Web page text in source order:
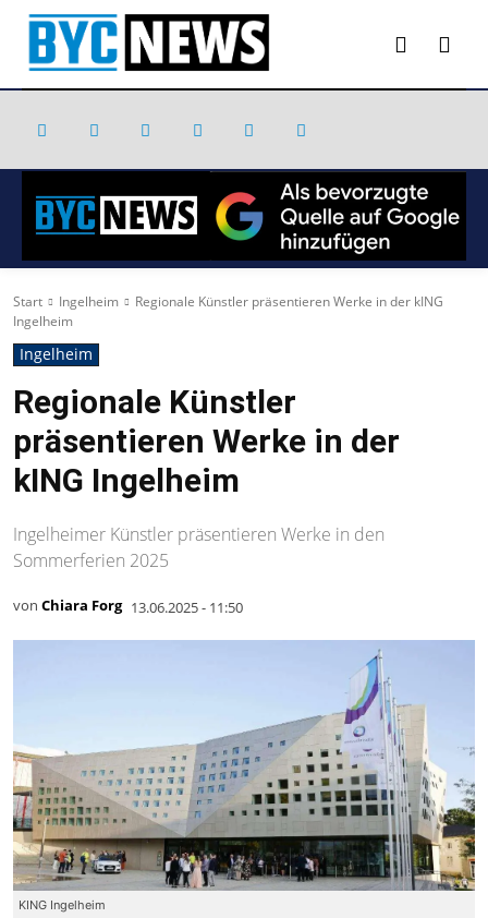
Start Ingelheim
Regionale Künstler präsentieren Werke in der kING
Ingelheim
Ingelheim
Regionale Künstler
präsentieren Werke in der
kING Ingelheim
Ingelheimer Künstler präsentieren Werke in den
Sommerferien 2025
von Chiara Forg 13.06.2025 - 11:50
KING Ingelheim